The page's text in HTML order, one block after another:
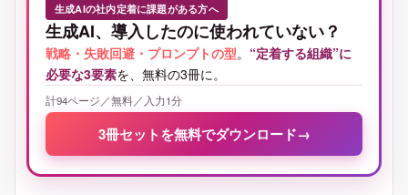
生成AIの社内定着に課題がある方へ
生成AI、導入したのに使われていない？
戦略・失敗回避・プロンプトの型。 “定着する組織”に
必要な3要素を、無料の3冊に。
計94ページ／無料／入力1分
3冊セットを無料でダウンロード→